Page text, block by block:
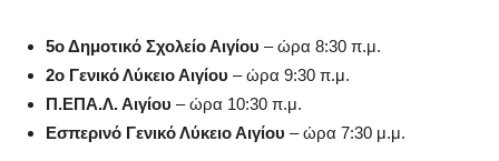
5ο Δημοτικό Σχολείο Αιγίου – ώρα 8:30 π.μ.
2ο Γενικό Λύκειο Αιγίου – ώρα 9:30 π.μ.
Π.ΕΠΑ.Λ. Αιγίου – ώρα 10:30 π.μ.
Εσπερινό Γενικό Λύκειο Αιγίου – ώρα 7:30 μ.μ.